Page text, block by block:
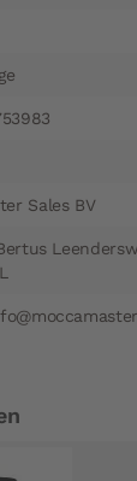
Sales BV